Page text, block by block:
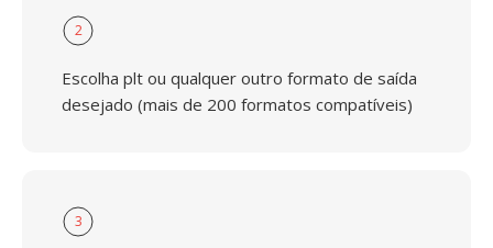
2
Escolha plt ou qualquer outro formato de saída
desejado (mais de 200 formatos compatíveis)
3